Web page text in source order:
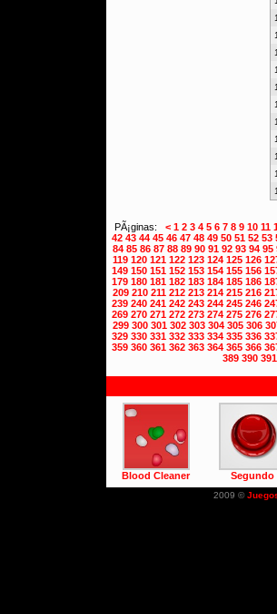
PÃ¡ginas: < 1 2 3 4 5 6 7 8 9 10 11
42 43 44 45 46 47 48 49 50 51 52 53
84 85 86 87 88 89 90 91 92 93 94 95
119 120 121 122 123 124 125 126
149 150 151 152 153 154 155 156
179 180 181 182 183 184 185 186
209 210 211 212 213 214 215 216
239 240 241 242 243 244 245 246
269 270 271 272 273 274 275 276
299 300 301 302 303 304 305 306
329 330 331 332 333 334 335 336
359 360 361 362 363 364 365 366
389 390 391
Blood Cleaner Segundo
2009 ©